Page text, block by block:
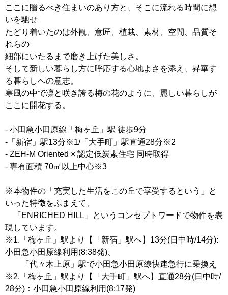
ここに贈るべき住まいのあり方と、そこに流れる時間に想
いを馳せ
たどり着いたのは外観、意匠、植栽、素材、空間、品質そ
れらの
細部にいたるまで磨き上げた美しさ。
そして新しい暮らし方に呼応する心地よさを添え、昇華す
る暮らしへの意志。
寒風の中で凜と咲き誇る梅の花のように、麗しい暮らしが
ここに開花する。
- 小田急小田原線「梅ヶ丘」駅 徒歩9分
-「新宿」駅13分※1/「大手町」駅直通28分※2
- ZEH-M Oriented × 認定低炭素住宅 同時取得
- 専有面積 70㎡以上中心※3
※本物件の「充実した生活をこの丘で享受するという」と
いった特徴をふまえて、
「ENRICHED HILL」というコンセプトワードで物件を表
現しています。
※1.「梅ヶ丘」駅より【「新宿」駅へ】13分(日中時/14分):
小田急小田原線利用(8:38発)、
「代々木上原」駅で小田急小田原線快速急行に乗換え
※2.「梅ヶ丘」駅より【「大手町」駅へ】直通28分(日中時/
28分)：小田急小田原線利用(8:17発)